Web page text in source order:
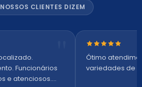
CLIENTES DIZEM
Funcionários
e atenciosos.
Nota 5 de 5
Ótimo
variedades de